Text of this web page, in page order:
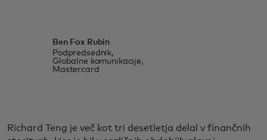
Ben Fox Rubin
Podpredsednik,
Globalne komunikacije,
Mastercard
Richard Teng je več kot tri desetletja delal v finančnih